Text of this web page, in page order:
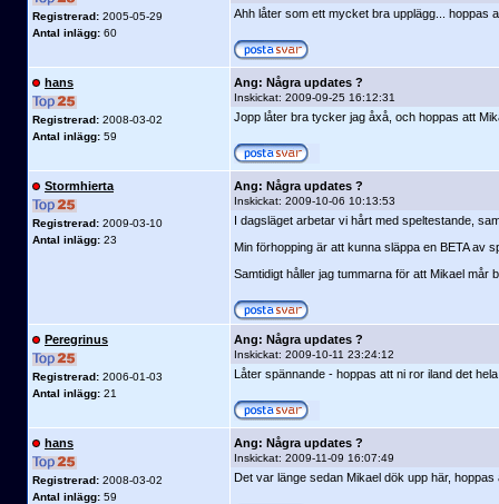
Registrerad: 2005-05-29
Antal inlägg: 60
Ahh låter som ett mycket bra upplägg... hoppas
hans
Registrerad: 2008-03-02
Antal inlägg: 59
Ang: Några updates ?
Inskickat: 2009-09-25 16:12:31
Jopp låter bra tycker jag åxå, och hoppas att
Stormhierta
Registrerad: 2009-03-10
Antal inlägg: 23
Ang: Några updates ?
Inskickat: 2009-10-06 10:13:53
I dagsläget arbetar vi hårt med speltestande,
Min förhopping är att kunna släppa en BETA av
Samtidigt håller jag tummarna för att Mikael mår
Peregrinus
Registrerad: 2006-01-03
Antal inlägg: 21
Ang: Några updates ?
Inskickat: 2009-10-11 23:24:12
Låter spännande - hoppas att ni ror iland det
hans
Registrerad: 2008-03-02
Antal inlägg: 59
Ang: Några updates ?
Inskickat: 2009-11-09 16:07:49
Det var länge sedan Mikael dök upp här,